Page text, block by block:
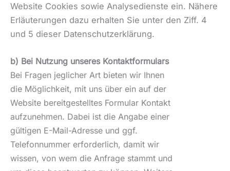
Website Cookies sowie Analysedienste ein. Nähere
Erläuterungen dazu erhalten Sie unter den Ziff. 4
und 5 dieser Datenschutzerklärung.
b) Bei Nutzung unseres Kontaktformulars
Bei Fragen jeglicher Art bieten wir Ihnen
die Möglichkeit, mit uns über ein auf der
Website bereitgestelltes Formular Kontakt
aufzunehmen. Dabei ist die Angabe einer
gültigen E-Mail-Adresse und ggf.
Telefonnummer erforderlich, damit wir
wissen, von wem die Anfrage stammt und